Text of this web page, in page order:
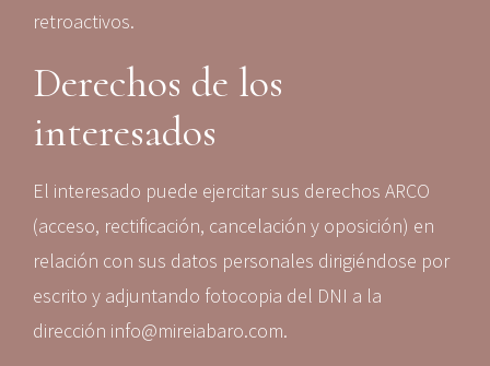
retroactivos.
Derechos de los
interesados
El interesado puede ejercitar sus derechos ARCO
(acceso, rectificación, cancelación y oposición) en
relación con sus datos personales dirigiéndose por
escrito y adjuntando fotocopia del DNI a la
dirección info@mireiabaro.com.